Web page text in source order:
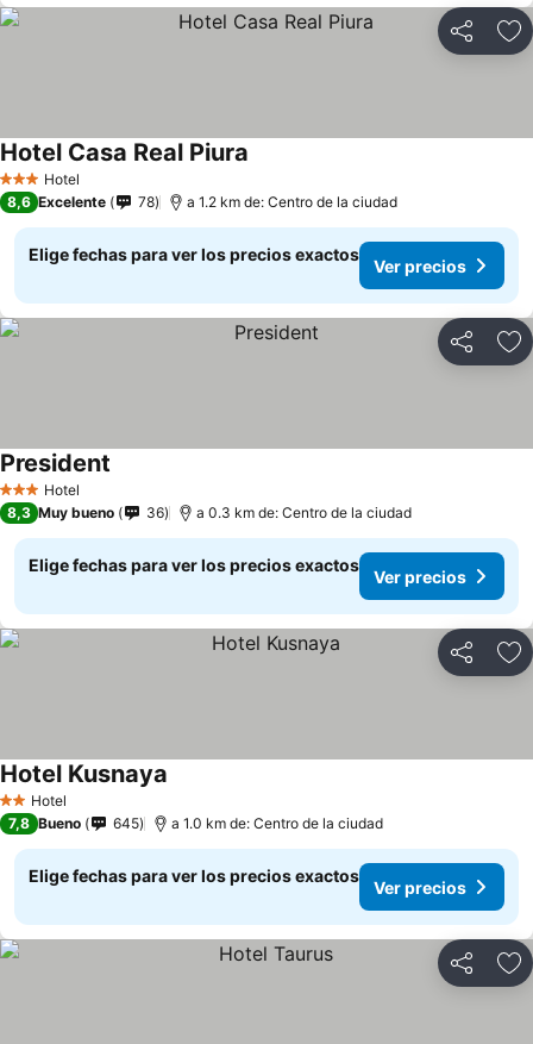
Compartir
3 Estrellas
Hotel
Hotel Casa Real Piura
8,6 Excelente 78 a 1.2 km de: Centro de la ciudad
Elige fechas para ver los precios exactos
Ver precios
Compartir
3 Estrellas
Hotel
President
8,3 Muy bueno 36 a 0.3 km de: Centro de la ciudad
Elige fechas para ver los precios exactos
Ver precios
Compartir
2 Estrellas
Hotel
Hotel Kusnaya
7,8 Bueno 645 a 1.0 km de: Centro de la ciudad
Elige fechas para ver los precios exactos
Ver precios
Compartir